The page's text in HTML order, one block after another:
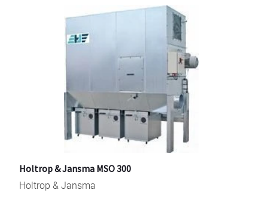
Holtrop & Jansma MSO 300
Holtrop & Jansma